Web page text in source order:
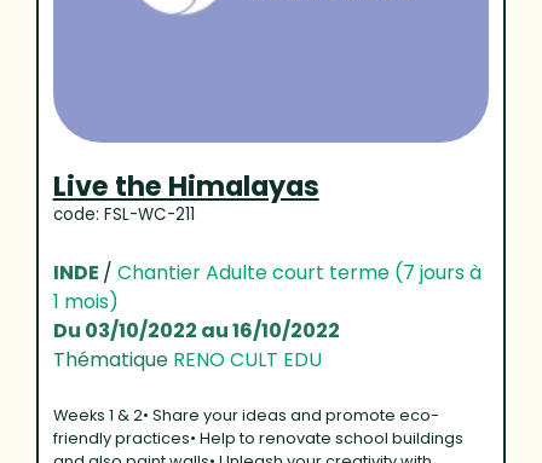
Live the Himalayas
code: FSL-WC-211
INDE / Chantier Adulte court terme (7 jours à
1 mois)
Du 03/10/2022 au 16/10/2022
Thématique RENO CULT EDU
Weeks 1 & 2• Share your ideas and promote eco-
friendly practices• Help to renovate school buildings